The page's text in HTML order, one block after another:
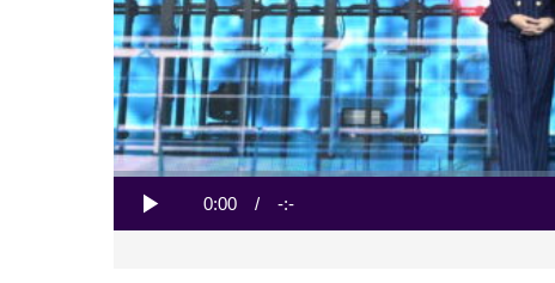
Play Current
0:00 / Duration
-:-
Loaded: